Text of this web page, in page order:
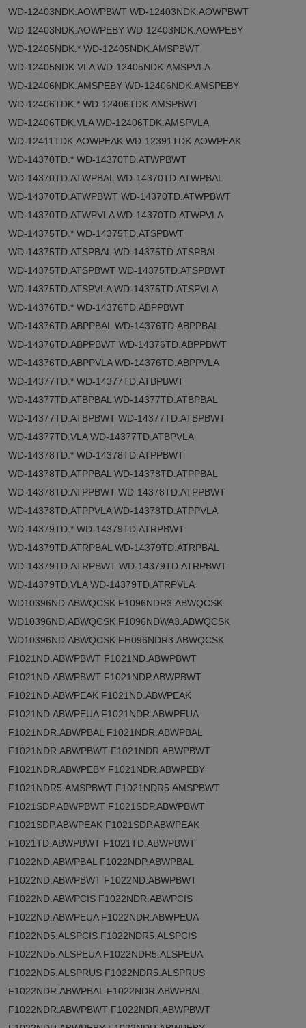
WD-12403NDK.AOWPBWT WD-12403NDK.AOWPBWT
WD-12403NDK.AOWPEBY WD-12403NDK.AOWPEBY
WD-12405NDK.* WD-12405NDK.AMSPBWT
WD-12405NDK.VLA WD-12405NDK.AMSPVLA
WD-12406NDK.AMSPEBY WD-12406NDK.AMSPEBY
WD-12406TDK.* WD-12406TDK.AMSPBWT
WD-12406TDK.VLA WD-12406TDK.AMSPVLA
WD-12411TDK.AOWPEAK WD-12391TDK.AOWPEAK
WD-14370TD.* WD-14370TD.ATWPBWT
WD-14370TD.ATWPBAL WD-14370TD.ATWPBAL
WD-14370TD.ATWPBWT WD-14370TD.ATWPBWT
WD-14370TD.ATWPVLA WD-14370TD.ATWPVLA
WD-14375TD.* WD-14375TD.ATSPBWT
WD-14375TD.ATSPBAL WD-14375TD.ATSPBAL
WD-14375TD.ATSPBWT WD-14375TD.ATSPBWT
WD-14375TD.ATSPVLA WD-14375TD.ATSPVLA
WD-14376TD.* WD-14376TD.ABPPBWT
WD-14376TD.ABPPBAL WD-14376TD.ABPPBAL
WD-14376TD.ABPPBWT WD-14376TD.ABPPBWT
WD-14376TD.ABPPVLA WD-14376TD.ABPPVLA
WD-14377TD.* WD-14377TD.ATBPBWT
WD-14377TD.ATBPBAL WD-14377TD.ATBPBAL
WD-14377TD.ATBPBWT WD-14377TD.ATBPBWT
WD-14377TD.VLA WD-14377TD.ATBPVLA
WD-14378TD.* WD-14378TD.ATPPBWT
WD-14378TD.ATPPBAL WD-14378TD.ATPPBAL
WD-14378TD.ATPPBWT WD-14378TD.ATPPBWT
WD-14378TD.ATPPVLA WD-14378TD.ATPPVLA
WD-14379TD.* WD-14379TD.ATRPBWT
WD-14379TD.ATRPBAL WD-14379TD.ATRPBAL
WD-14379TD.ATRPBWT WD-14379TD.ATRPBWT
WD-14379TD.VLA WD-14379TD.ATRPVLA
WD10396ND.ABWQCSK F1096NDR3.ABWQCSK
WD10396ND.ABWQCSK F1096NDWA3.ABWQCSK
WD10396ND.ABWQCSK FH096NDR3.ABWQCSK
F1021ND.ABWPBWT F1021ND.ABWPBWT
F1021ND.ABWPBWT F1021NDP.ABWPBWT
F1021ND.ABWPEAK F1021ND.ABWPEAK
F1021ND.ABWPEUA F1021NDR.ABWPEUA
F1021NDR.ABWPBAL F1021NDR.ABWPBAL
F1021NDR.ABWPBWT F1021NDR.ABWPBWT
F1021NDR.ABWPEBY F1021NDR.ABWPEBY
F1021NDR5.AMSPBWT F1021NDR5.AMSPBWT
F1021SDP.ABWPBWT F1021SDP.ABWPBWT
F1021SDP.ABWPEAK F1021SDP.ABWPEAK
F1021TD.ABWPBWT F1021TD.ABWPBWT
F1022ND.ABWPBAL F1022NDP.ABWPBAL
F1022ND.ABWPBWT F1022ND.ABWPBWT
F1022ND.ABWPCIS F1022NDR.ABWPCIS
F1022ND.ABWPEUA F1022NDR.ABWPEUA
F1022ND5.ALSPCIS F1022NDR5.ALSPCIS
F1022ND5.ALSPEUA F1022NDR5.ALSPEUA
F1022ND5.ALSPRUS F1022NDR5.ALSPRUS
F1022NDR.ABWPBAL F1022NDR.ABWPBAL
F1022NDR.ABWPBWT F1022NDR.ABWPBWT